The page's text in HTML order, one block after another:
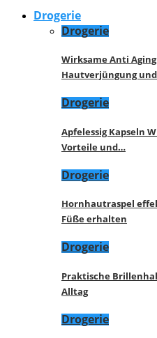
Drogerie
Drogerie
Wirksame Anti
Hautverjüngung
Drogerie
Apfelessig Kapseln
Vorteile und…
Drogerie
Hornhautraspel
Füße erhalten
Drogerie
Praktische
Alltag
Drogerie